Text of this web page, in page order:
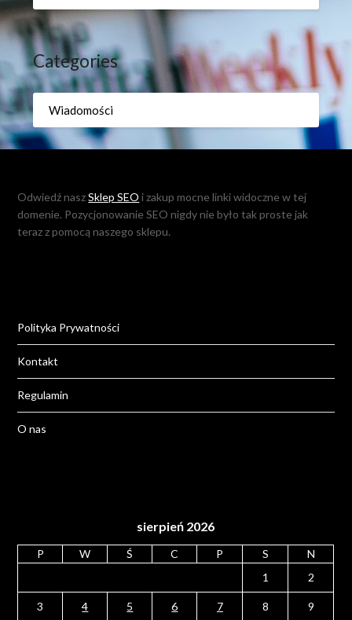
Categories
Wiadomości
Odwiedź naszSklep SEO i zakup mocne linki widoczne w tej
domenie. Pozycjonowanie SEO nigdy nie było tak proste jak
teraz z pomocą naszego sklepu.
Polityka Prywatności
Kontakt
Regulamin
O nas
sierpień 2026
P W Ś C P S
N
1
2
3 4 5 6 7 8 9